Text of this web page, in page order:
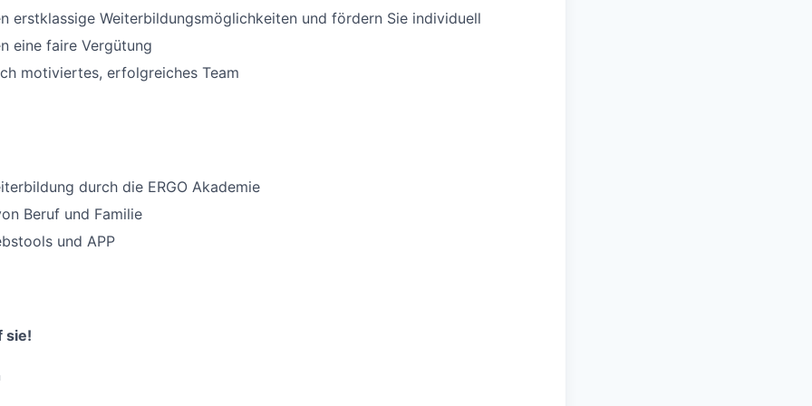
erstklassige Weiterbildungsmöglichkeiten und fördern Sie individuell
eine faire Vergütung
motiviertes, erfolgreiches Team
durch die ERGO Akademie
Beruf und Familie
und APP
sie!